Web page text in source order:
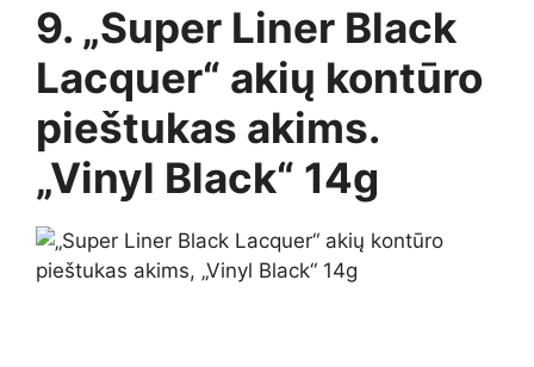
9. „Super Liner Black
Lacquer“ akių kontūro
pieštukas akims.
„Vinyl Black“ 14g